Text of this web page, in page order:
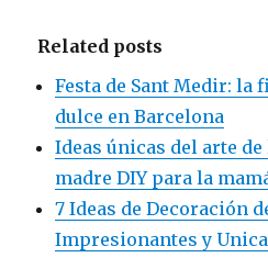
Related posts
Festa de Sant Medir: la
dulce en Barcelona
Ideas únicas del arte
madre DIY para la
7 Ideas de Decoración
Impresionantes y